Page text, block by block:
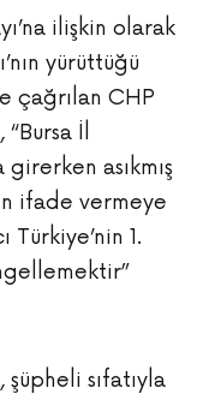
ilişkin olarak
yürüttüğü
çağrılan CHP
İl
girerken asıkmış
ifade vermeye
Türkiye’nin 1.
sıfatıyla